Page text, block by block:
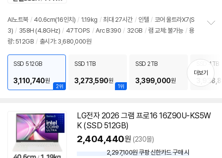
뷰
AI노트북 / 40.6cm(16인치) / 1.19kg / 최대 27시간 / 인텔 / 코어 울트라X7(S
3) / 358H (4.8GHz) / 47TOPS / Arc B390 / 32GB / 램 교체: 불가능 / 용
량: 512GB / 출시가: 3,680,000원
치
기
2위
SSD 512GB
3,110,740원
1위
SSD 1TB
3,273,590원
SSD 2TB
3,399,000원
SSD 4TB
더보기
LG전자 2026 그램 프로16 16Z90U-KS5W
K (SSD 512GB)
2,404,440원 (230몰)
2,297,100원 쿠팡 신한카드 구매 시